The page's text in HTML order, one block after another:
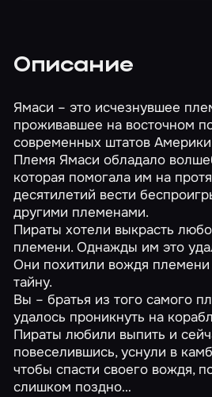
Описание
Ямаси – это исчезнувшее
проживавшее на восточном
современных штатов
Племя Ямаси обладало
которая помогала им на
десятилетий вести
другими племенами.
Пираты хотели выкрасть
племени. Однажды им это
Они похитили вождя
тайну.
Вы – братья из того самого
удалось проникнуть на
Пираты любили выпить и
повеселившись, уснули в
чтобы спасти своего вождя,
слишком поздно…